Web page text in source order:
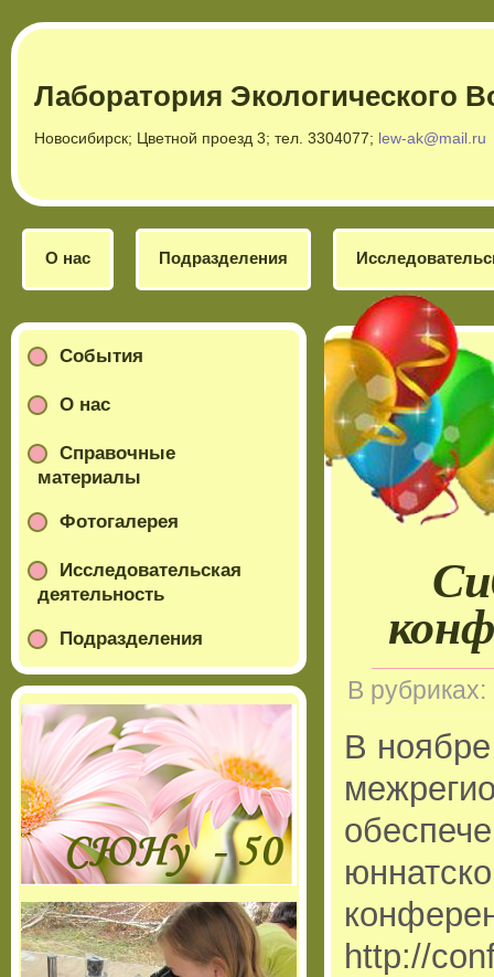
Лаборатория Экологического
Новосибирск; Цветной проезд 3; тел. 3304077; lew-ak@mail.ru
О нас Подразделения
В рубриках:
В
http://
События
О нас
Справочные
материалы
Фотогалерея
Исследовательская
деятельность
Подразделения